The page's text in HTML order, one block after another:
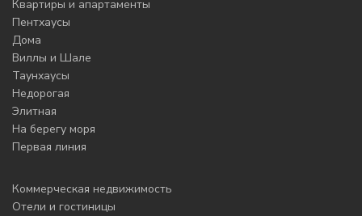
Квартиры и апартаменты
Пентхаусы
Дома
Виллы и Шале
Таунхаусы
Недорогая
Элитная
На берегу моря
Первая линия
Коммерческая недвижимость
Отели и гостиницы